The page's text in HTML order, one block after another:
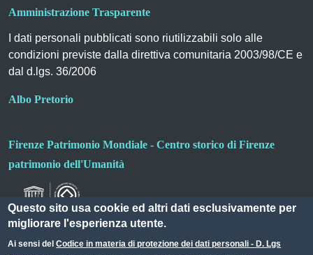
Amministrazione Trasparente
I dati personali pubblicati sono riutilizzabili solo alle
condizioni previste dalla direttiva comunitaria 2003/98/CE e
dal d.lgs. 36/2006
Albo Pretorio
Firenze Patrimonio Mondiale - Centro storico di Firenze
patrimonio dell'Umanità
Questo sito usa cookie ed altri dati esclusivamente per
migliorare l'esperienza utente.
Ai sensi delCodice in materia di protezione dei dati personali - D. Lgs